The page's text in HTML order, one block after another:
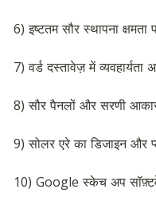
6) इष्टतम सौर स्थापना
7) वर्ड दस्तावेज़ में व्यवहार्यता
8) सौर पैनलों और सरणी
9) सोलर एरे का डिजाइन और
10) Google स्केच अप